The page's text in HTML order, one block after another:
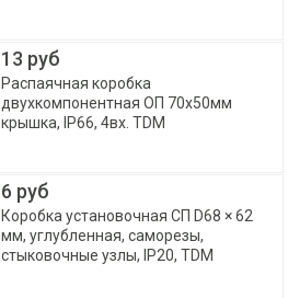
13 руб
Распаячная коробка
двухкомпонентная ОП 70х50мм
крышка, IP66, 4вх. TDM
6 руб
Коробка установочная СП D68 × 62
мм, углубленная, саморезы,
стыковочные узлы, IP20, TDM